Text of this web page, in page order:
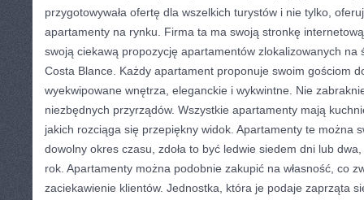
przygotowywała ofertę dla wszelkich turystów i nie tylko,
apartamenty na rynku. Firma ta ma swoją stronkę
swoją ciekawą propozycję apartamentów zlokalizowanych na
Costa Blance. Każdy apartament proponuje swoim gościom
wyekwipowane wnętrza, eleganckie i wykwintne. Nie
niezbędnych przyrządów. Wszystkie apartamenty mają
jakich rozciąga się przepiękny widok. Apartamenty te można
dowolny okres czasu, zdoła to być ledwie siedem dni lub
rok. Apartamenty można podobnie zakupić na własność, co
zaciekawienie klientów. Jednostka, która je podaje zaprząta